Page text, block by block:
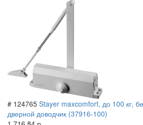
# 124765 Stayer maxcomfort, до 100 кг,
дверной доводчик (37916-100)